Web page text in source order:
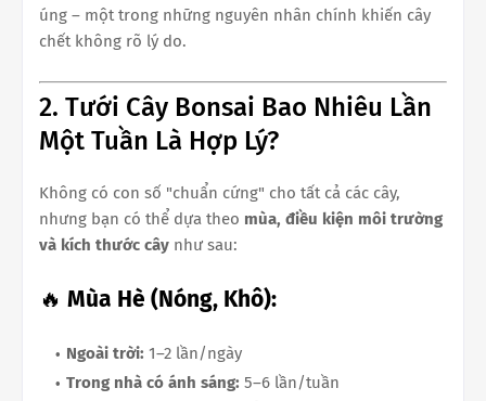
úng – một trong những nguyên nhân chính khiến cây
chết không rõ lý do.
2. Tưới Cây Bonsai Bao Nhiêu Lần
Một Tuần Là Hợp Lý?
Không có con số "chuẩn cứng" cho tất cả các cây,
nhưng bạn có thể dựa theo mùa, điều kiện môi trường
và kích thước cây như sau:
🔥 Mùa Hè (Nóng, Khô):
Ngoài trời: 1–2 lần/ngày
Trong nhà có ánh sáng: 5–6 lần/tuần